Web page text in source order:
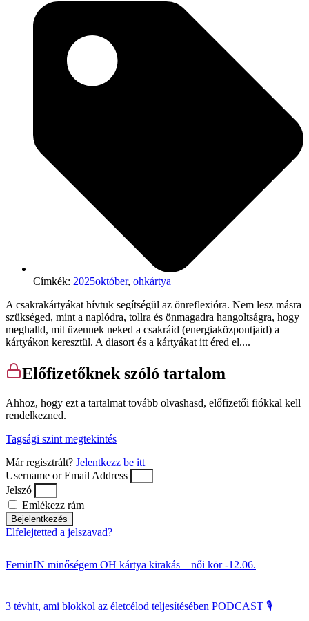
Címkék: 2025október, ohkártya
A csakrakártyákat hívtuk segítségül az önreflexióra. Nem lesz másra
szükséged, mint a naplódra, tollra és önmagadra hangoltságra, hogy
meghalld, mit üzennek neked a csakráid (energiaközpontjaid) a
kártyákon keresztül. A diasort és a kártyákat itt éred el....
Előfizetőknek szóló tartalom
Ahhoz, hogy ezt a tartalmat tovább olvashasd, előfizetői fiókkal kell
rendelkezned.
Tagsági szint megtekintés
Már regisztrált? Jelentkezz be itt
Username or Email Address
Jelszó
Emlékezz rám
Bejelentkezés
Elfelejtetted a jelszavad?
FeminIN minőségem OH kártya kirakás – női kör -12.06.
3 tévhit, ami blokkol az életcélod teljesítésében PODCAST 🎙